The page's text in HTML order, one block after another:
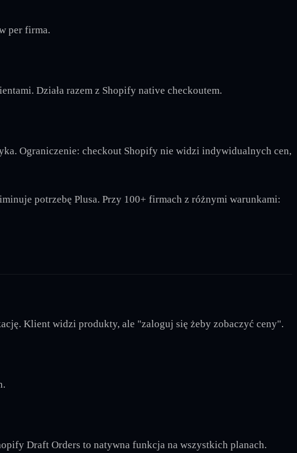
per firma.
Działa razem z Shopify native checkoutem.
Ograniczenie: checkout Shopify nie widzi indywidualnych cen,
potrzebę Plusa. Przy 100+ firmach z różnymi warunkami:
Klient widzi produkty, ale "zaloguj się żeby zobaczyć ceny".
Draft Orders to natywna funkcja na wszystkich planach.